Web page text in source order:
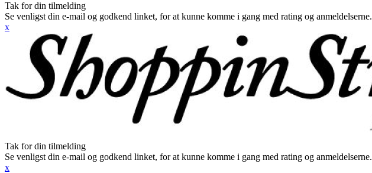
Tak for din tilmelding
Se venligst din e-mail og godkend linket, for at kunne komme i gang med rating og anmeldelserne.
x
Tak for din tilmelding
Se venligst din e-mail og godkend linket, for at kunne komme i gang med rating og anmeldelserne.
x